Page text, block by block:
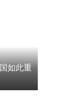
神让我来
如此重